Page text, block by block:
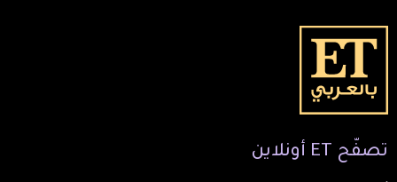
تصفّح ET أونلاين